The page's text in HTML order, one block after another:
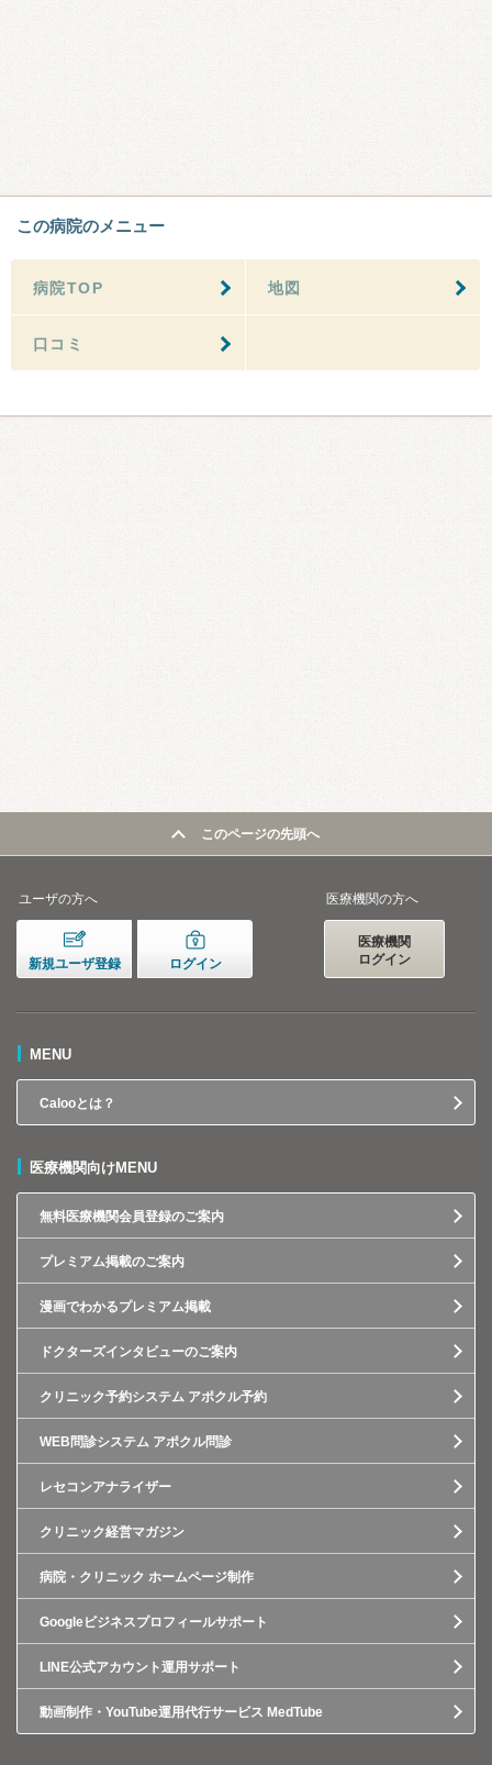
この病院のメニュー
病院TOP 地図
口コミ
このページの先頭へ
ユーザの方へ
新規ユーザ登録 ログイン
医療機関の方へ
医療機関
ログイン
MENU
Calooとは？
医療機関向けMENU
無料医療機関会員登録のご案内
プレミアム掲載のご案内
漫画でわかるプレミアム掲載
ドクターズインタビューのご案内
クリニック予約システム アポクル予約
WEB問診システム アポクル問診
レセコンアナライザー
クリニック経営マガジン
病院・クリニック ホームページ制作
Googleビジネスプロフィールサポート
LINE公式アカウント運用サポート
動画制作・YouTube運用代行サービス MedTube